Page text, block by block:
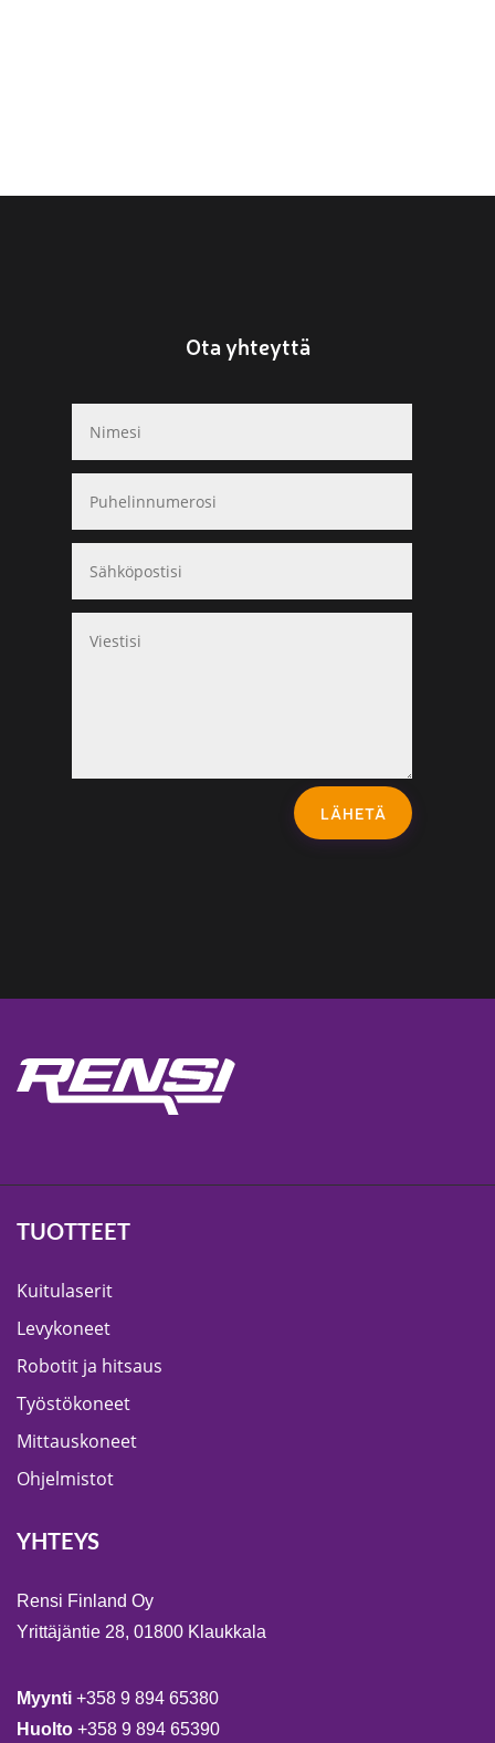
Ota yhteyttä
LÄHETÄ
TUOTTEET
Kuitulaserit
Levykoneet
Robotit ja hitsaus
Työstökoneet
Mittauskoneet
Ohjelmistot
YHTEYS
Rensi Finland Oy
Yrittäjäntie 28, 01800 Klaukkala
Myynti +358 9 894 65380
Huolto +358 9 894 65390